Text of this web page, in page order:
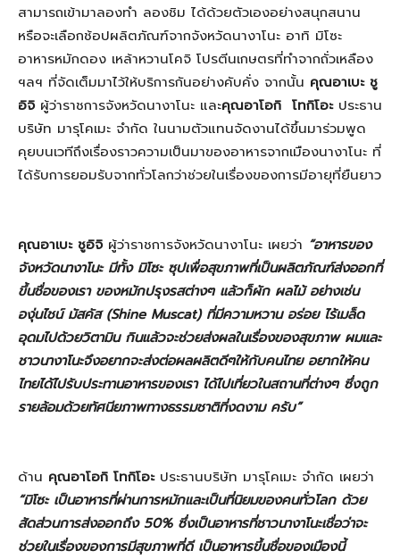
สามารถเข้ามาลองทำ ลองชิม ได้ด้วยตัวเองอย่างสนุกสนาน
หรือจะเลือกช้อปผลิตภัณฑ์จากจังหวัดนางาโนะ อาทิ มิโซะ
อาหารหมักดอง เหล้าหวานโคจิ โปรตีนเกษตรที่ทำจากถั่วเหลือง
ฯลฯ ที่จัดเต็มมาไว้ให้บริการกันอย่างคับคั่ง จากนั้น คุณอาเบะ ชู
อิจิ ผู้ว่าราชการจังหวัดนางาโนะ และคุณอาโอกิ โทกิโอะ ประธาน
บริษัท มารุโคเมะ จำกัด ในนามตัวแทนจัดงานได้ขึ้นมาร่วมพูด
คุยบนเวทีถึงเรื่องราวความเป็นมาของอาหารจากเมืองนางาโนะ ที่
ได้รับการยอมรับจากทั่วโลกว่าช่วยในเรื่องของการมีอายุที่ยืนยาว
คุณอาเบะ ชูอิจิ ผู้ว่าราชการจังหวัดนางาโนะ เผยว่า “อาหารของ
จังหวัดนางาโนะ มีทั้ง มิโซะ ซุปเพื่อสุขภาพที่เป็นผลิตภัณฑ์ส่งออกที่
ขึ้นชื่อของเรา ของหมักปรุงรสต่างๆ แล้วก็ผัก ผลไม้ อย่างเช่น
องุ่นไชน์ มัสคัส (Shine Muscat) ที่มีความหวาน อร่อย ไร้เมล็ด
อุดมไปด้วยวิตามิน กินแล้วจะช่วยส่งผลในเรื่องของสุขภาพ ผมและ
ชาวนางาโนะจึงอยากจะส่งต่อผลผลิตดีๆให้กับคนไทย อยากให้คน
ไทยได้ไปรับประทานอาหารของเรา ได้ไปเที่ยวในสถานที่ต่างๆ ซึ่งถูก
รายล้อมด้วยทัศนียภาพทางธรรมชาติที่งดงาม ครับ”
ด้าน คุณอาโอกิ โทกิโอะ ประธานบริษัท มารุโคเมะ จำกัด เผยว่า
“มิโซะ เป็นอาหารที่ผ่านการหมักและเป็นที่นิยมของคนทั่วโลก ด้วย
สัดส่วนการส่งออกถึง50% ซึ่งเป็นอาหารที่ชาวนางาโนะเชื่อว่าจะ
ช่วยในเรื่องของการมีสุขภาพที่ดี เป็นอาหารขึ้นชื่อของเมืองนี้